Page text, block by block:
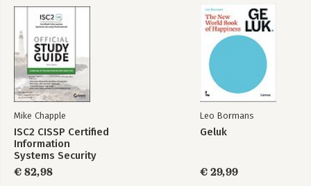
Doublespeak
Projectie
Door-in-the-face
Subliminaal
Over de auteurs
Bibliografie
Aanbevolen literatuur
Mike Chapple
ISC2 CISSP Certified
Information
Systems Security
Professional
Official Study Guide
€ 82,98
Leo Bormans
Geluk
€ 29,99